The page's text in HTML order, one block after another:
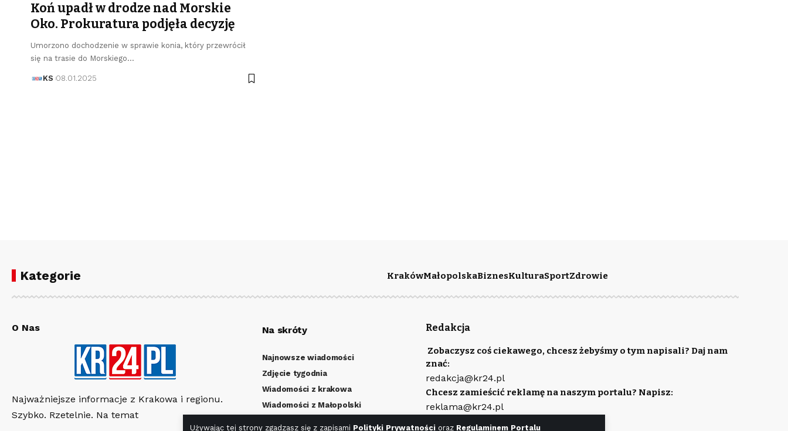
Używając tej strony zgadzasz się z zapisami Polityki Prywatności oraz Regulaminem Portalu
Koń upadł w drodze nad Morskie
Oko. Prokuratura podjęła decyzję
Umorzono dochodzenie w sprawie konia, który przewrócił
się na trasie do Morskiego…
KS 08.01.2025
Kategorie KrakówMałopolskaBiznesKulturaSportZdrowie
O Nas
Najważniejsze informacje z Krakowa i regionu.
Szybko. Rzetelnie. Na temat
Na skróty
Najnowsze wiadomości
Zdjęcie tygodnia
Wiadomości z krakowa
Wiadomości z Małopolski
Redakcja
Zobaczysz coś ciekawego, chcesz żebyśmy o tym napisali? Daj nam
znać:
redakcja@kr24.pl
Chcesz zamieścić reklamę na naszym portalu? Napisz:
reklama@kr24.pl
Wydawcą portalu jest